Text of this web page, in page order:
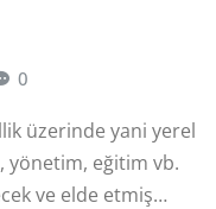
0
üzerinde yani yerel
eğitim vb.
ve elde etmiş…